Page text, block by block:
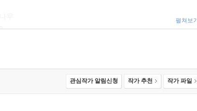
펼쳐보기
관심작가 알림신청 작가 추천 작가 파일